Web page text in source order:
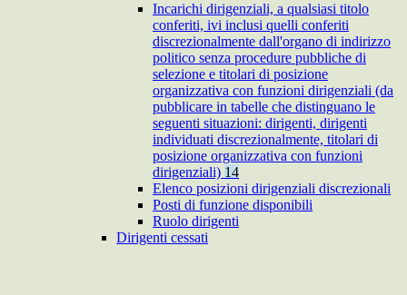
Incarichi dirigenziali, a qualsiasi titolo
conferiti, ivi inclusi quelli conferiti
discrezionalmente dall'organo di indirizzo
politico senza procedure pubbliche di
selezione e titolari di posizione
organizzativa con funzioni dirigenziali (da
pubblicare in tabelle che distinguano le
seguenti situazioni: dirigenti, dirigenti
individuati discrezionalmente, titolari di
posizione organizzativa con funzioni
dirigenziali) 14
Elenco posizioni dirigenziali discrezionali
Posti di funzione disponibili
Ruolo dirigenti
Dirigenti cessati